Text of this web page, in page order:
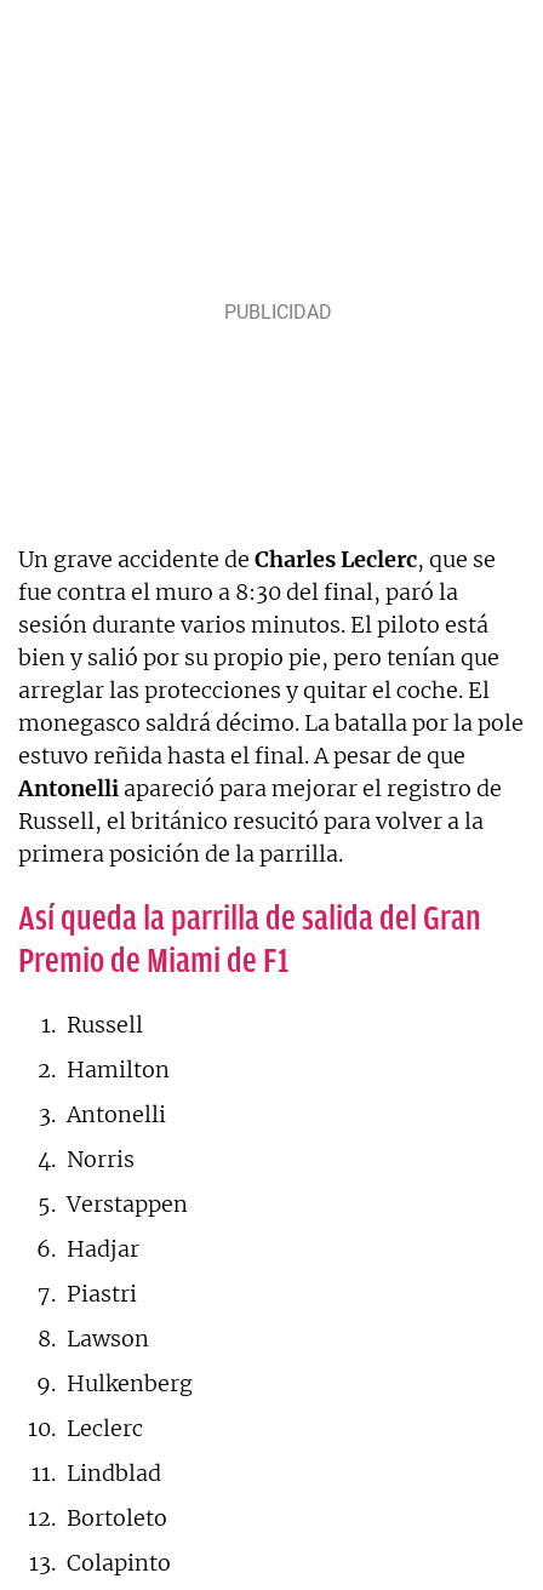
Un grave accidente de Charles Leclerc, que se
fue contra el muro a 8:30 del final, paró la
sesión durante varios minutos. El piloto está
bien y salió por su propio pie, pero tenían que
arreglar las protecciones y quitar el coche. El
monegasco saldrá décimo. La batalla por la pole
estuvo reñida hasta el final. A pesar de que
Antonelli apareció para mejorar el registro de
Russell, el británico resucitó para volver a la
primera posición de la parrilla.
Así queda la parrilla de salida del Gran
Premio de Miami de F1
Russell
Hamilton
Antonelli
Norris
Verstappen
Hadjar
Piastri
Lawson
Hulkenberg
Leclerc
Lindblad
Bortoleto
Colapinto